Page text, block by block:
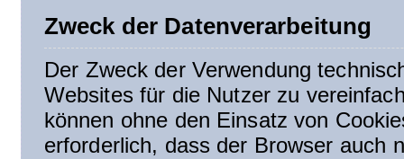
Zweck der Datenverarbeitung
Der Zweck der Verwendung
Websites für die Nutzer zu
können ohne den Einsatz von
erforderlich, dass der Browser auch